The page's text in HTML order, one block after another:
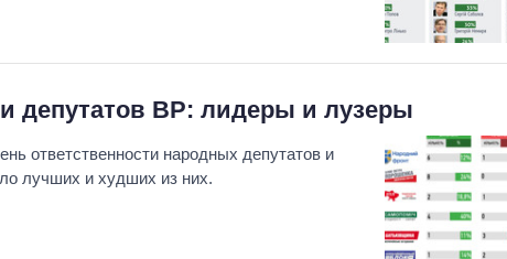
депутатов ВР: лидеры и лузеры
ответственности народных депутатов и
лучших и худших из них.